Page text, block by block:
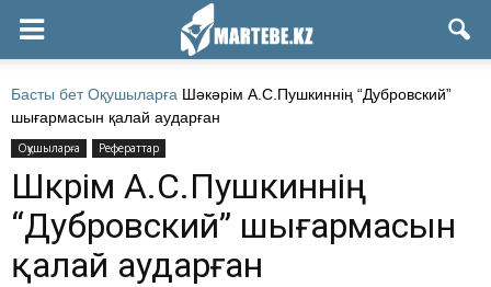
Басты бет Оқушыларға Шәкәрім А.С.Пушкиннің “Дубровский”
шығармасын қалай аударған
Оқушыларға Рефераттар
Шәкәрім А.С.Пушкиннің
“Дубровский” шығармасын
қалай аударған